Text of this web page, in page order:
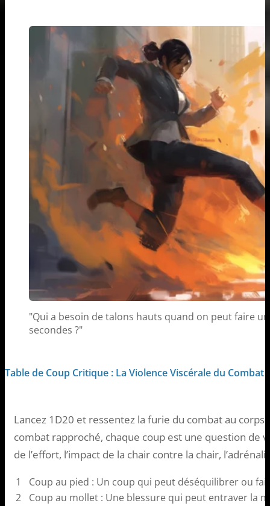
"Qui a besoin de talons hauts quand on peut faire
secondes ?"
Table de Coup Critique : La Violence Viscérale du Combat
Lancez 1D20 et ressentez la furie du combat au corps
combat rapproché, chaque coup est une question de
de l’effort, l’impact de la chair contre la chair,
1
Coup au pied : Un coup qui peut déséquilibrer ou
2
Coup au mollet : Une blessure qui peut entraver la